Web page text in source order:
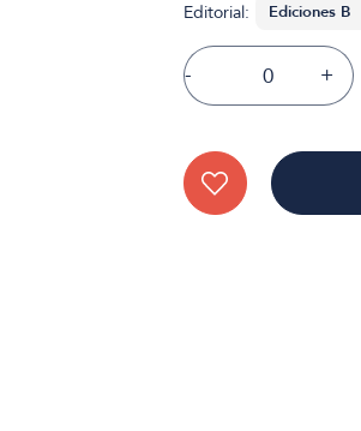
Editorial:
- +